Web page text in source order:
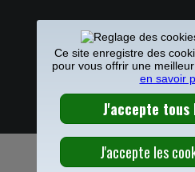
Frais de port
PIECES ÉLECTRIQUES ET
CROSS ET
Ce site enregistre des
pour vous offrir une
en savoir